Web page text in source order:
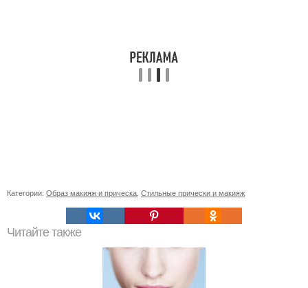
Категории: Образ макияж и прическа Стильные прически и макияж
Читайте также